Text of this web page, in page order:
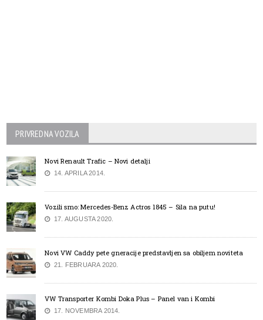
PRIVREDNA VOZILA
Novi Renault Trafic – Novi detalji
14. APRILA 2014.
Vozili smo: Mercedes-Benz Actros 1845 – Sila na putu!
17. AUGUSTA 2020.
Novi VW Caddy pete gneracije predstavljen sa obiljem noviteta
21. FEBRUARA 2020.
VW Transporter Kombi Doka Plus – Panel van i Kombi
17. NOVEMBRA 2014.